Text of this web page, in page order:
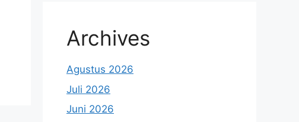
Archives
Agustus 2026
Juli 2026
Juni 2026